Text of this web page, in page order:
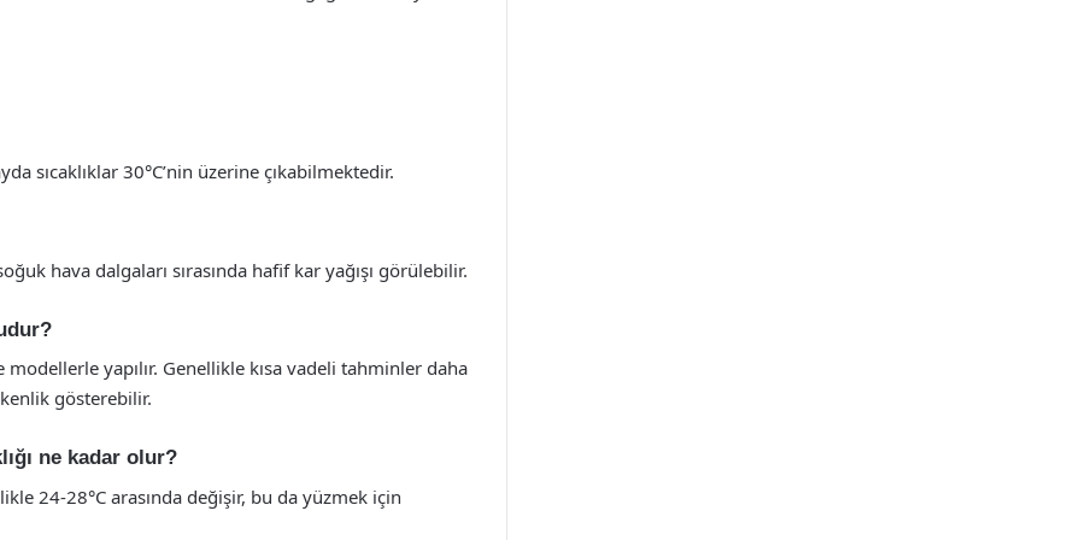
sıcaklıklar 30°C’nin üzerine çıkabilmektedir.
hava dalgaları sırasında hafif kar yağışı görülebilir.
yapılır. Genellikle kısa vadeli tahminler daha
gösterebilir.
ne kadar olur?
24-28°C arasında değişir, bu da yüzmek için